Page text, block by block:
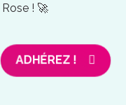
! 🚀
ADHÉREZ !